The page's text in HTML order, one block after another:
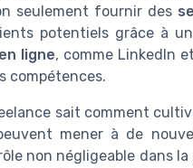
seulement fournir des
potentiels grâce à
ligne, comme LinkedIn
compétences.
sait comment
mener à de
non négligeable dans la